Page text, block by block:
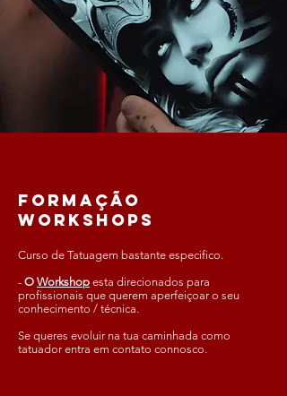
formação
workshops
Curso de Tatuagem bastante especifico.
- O Workshop esta direcionados para
profissionais que querem aperfeiçoar o seu
conhecimento / técnica.
Se queres evoluir na tua caminhada como
tatuador entra em contato connosco.